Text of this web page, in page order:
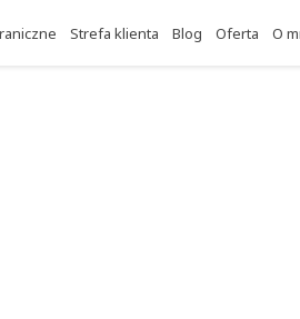
Strefa klienta Blog Oferta O